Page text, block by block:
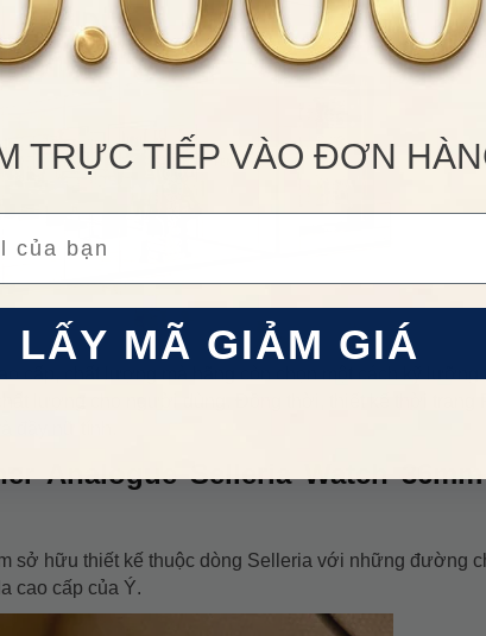
2.000.000đ
Áp dụng cho sản phẩm danh mục
Đồng
hồ
LẤY
Điều
HIỆU
Nhập
hồ
cấp, chất lượng mà hãng còn chọn một cách kỹ lưỡng
lượng cho người dùng. Đồng thời, thiết kế thời trang
đầy nữ tính.
Analogue Selleria Watch
sở hữu thiết kế thuộc dòng Selleria với những đường
cao cấp của Ý.
TRỰC TIẾP VÀO ĐƠN
LẤY MÃ GIẢM GIÁ